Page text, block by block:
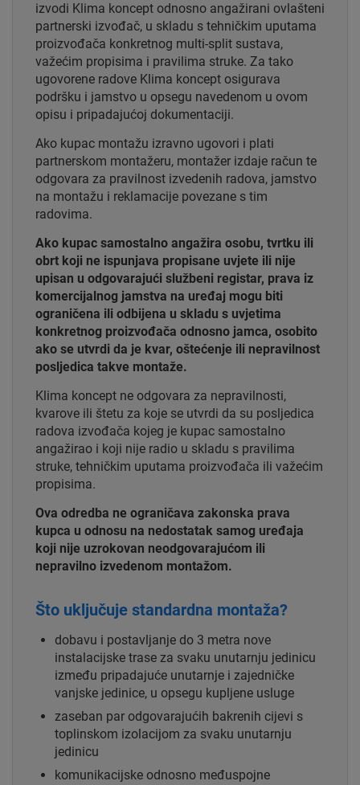
izvodi Klima koncept odnosno angažirani ovlašteni
partnerski izvođač, u skladu s tehničkim uputama
proizvođača konkretnog multi-split sustava,
važećim propisima i pravilima struke. Za tako
ugovorene radove Klima koncept osigurava
podršku i jamstvo u opsegu navedenom u ovom
opisu i pripadajućoj dokumentaciji.
Ako kupac montažu izravno ugovori i plati
partnerskom montažeru, montažer izdaje račun te
odgovara za pravilnost izvedenih radova, jamstvo
na montažu i reklamacije povezane s tim
radovima.
Ako kupac samostalno angažira osobu, tvrtku ili
obrt koji ne ispunjava propisane uvjete ili nije
upisan u odgovarajući službeni registar, prava iz
komercijalnog jamstva na uređaj mogu biti
ograničena ili odbijena u skladu s uvjetima
konkretnog proizvođača odnosno jamca, osobito
ako se utvrdi da je kvar, oštećenje ili nepravilnost
posljedica takve montaže.
Klima koncept ne odgovara za nepravilnosti,
kvarove ili štetu za koje se utvrdi da su posljedica
radova izvođača kojeg je kupac samostalno
angažirao i koji nije radio u skladu s pravilima
struke, tehničkim uputama proizvođača ili važećim
propisima.
Ova odredba ne ograničava zakonska prava
kupca u odnosu na nedostatak samog uređaja
koji nije uzrokovan neodgovarajućom ili
nepravilno izvedenom montažom.
Što uključuje standardna montaža?
dobavu i postavljanje do 3 metra nove
instalacijske trase za svaku unutarnju jedinicu
između pripadajuće unutarnje i zajedničke
vanjske jedinice, u opsegu kupljene usluge
zaseban par odgovarajućih bakrenih cijevi s
toplinskom izolacijom za svaku unutarnju
jedinicu
komunikacijske odnosno međuspojne